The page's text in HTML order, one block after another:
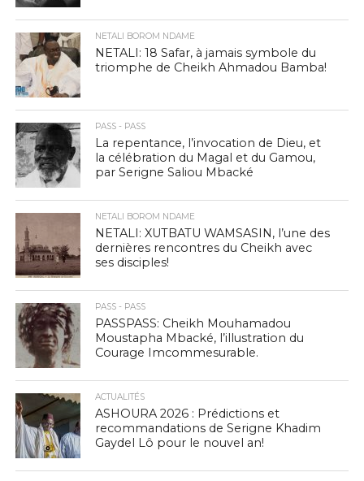
NETALI BOROM NDAME
NETALI: 18 Safar, à jamais symbole du
triomphe de Cheikh Ahmadou Bamba!
PASS - PASS
La repentance, l’invocation de Dieu, et
la célébration du Magal et du Gamou,
par Serigne Saliou Mbacké
NETALI BOROM NDAME
NETALI: XUTBATU WAMSASIN, l’une des
dernières rencontres du Cheikh avec
ses disciples!
PASS - PASS
PASSPASS: Cheikh Mouhamadou
Moustapha Mbacké, l’illustration du
Courage Imcommesurable.
ACTUALITÉS
ASHOURA 2026 : Prédictions et
recommandations de Serigne Khadim
Gaydel Lô pour le nouvel an!